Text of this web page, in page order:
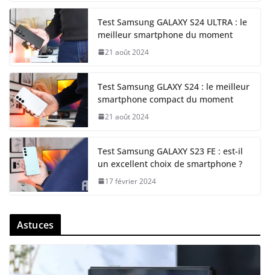
Test Samsung GALAXY S24 ULTRA : le
meilleur smartphone du moment
21 août 2024
Test Samsung GLAXY S24 : le meilleur
smartphone compact du moment
21 août 2024
Test Samsung GALAXY S23 FE : est-il
un excellent choix de smartphone ?
17 février 2024
Astuces